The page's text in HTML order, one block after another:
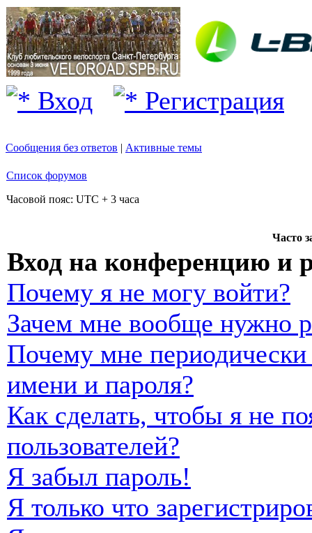
Вход Регистрация
Сообщения без ответов | Активные темы
Список форумов
Часовой пояс: UTC + 3 часа
Часто
Вход на конференцию и
Почему я не могу войти?
Зачем мне вообще нужно
Почему мне периодически
имени и пароля?
Как сделать, чтобы я не
пользователей?
Я забыл пароль!
Я только что